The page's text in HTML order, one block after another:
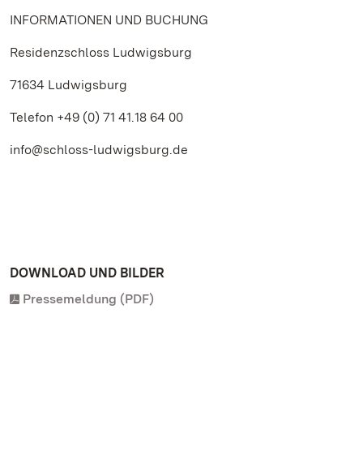
INFORMATIONEN UND BUCHUNG
Residenzschloss Ludwigsburg
71634 Ludwigsburg
Telefon +49 (0) 71 41.18 64 00
info@schloss-ludwigsburg.de
DOWNLOAD UND BILDER
Pressemeldung (PDF)